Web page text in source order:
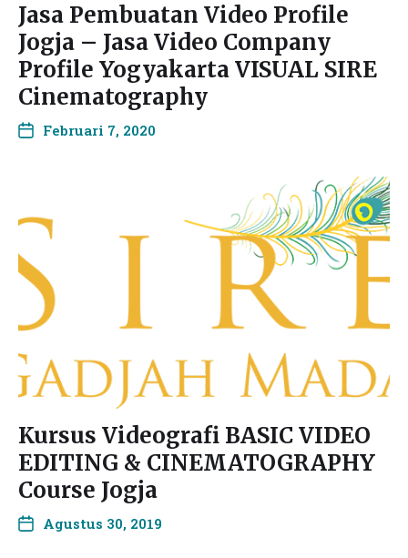
Jasa Pembuatan Video Profile
Jogja – Jasa Video Company
Profile Yogyakarta VISUAL SIRE
Cinematography
Februari 7, 2020
Kursus Videografi BASIC VIDEO
EDITING & CINEMATOGRAPHY
Course Jogja
Agustus 30, 2019